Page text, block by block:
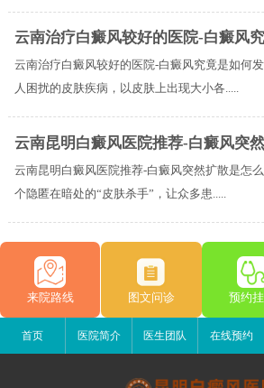
云南治疗白癜风较好的医院-白癜风
云南治疗白癜风较好的医院-白癜风究竟是如何
人困扰的皮肤疾病，以皮肤上出现大小各.....
云南昆明白癜风医院推荐-白癜风突
云南昆明白癜风医院推荐-白癜风突然扩散是怎
个隐匿在暗处的“皮肤杀手”，让众多患.....
来院路线 图文问诊 预约
首页 医院简介 医生团队 在线预约